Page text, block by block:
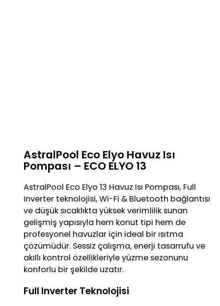
AstralPool Eco Elyo Havuz Isı
Pompası – ECO ELYO 13
AstralPool Eco Elyo 13 Havuz Isı Pompası, Full
Inverter teknolojisi, Wi-Fi & Bluetooth bağlantısı
ve düşük sıcaklıkta yüksek verimlilik sunan
gelişmiş yapısıyla hem konut tipi hem de
profesyonel havuzlar için ideal bir ısıtma
çözümüdür. Sessiz çalışma, enerji tasarrufu ve
akıllı kontrol özellikleriyle yüzme sezonunu
konforlu bir şekilde uzatır.
Full Inverter Teknolojisi